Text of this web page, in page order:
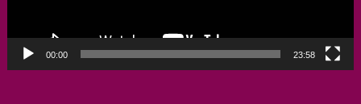
00:00 23:58